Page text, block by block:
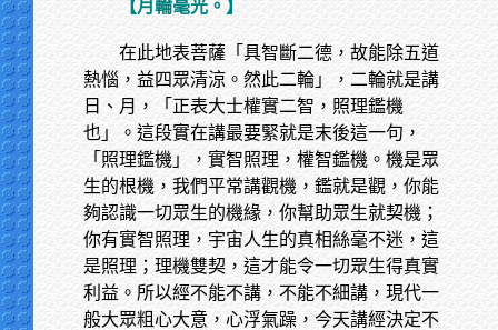
【月輪毫光。】
在此地表菩薩「具智斷二德，故能除五道
熱惱，益四眾清涼。然此二輪」，二輪就是講
日、月，「正表大士權實二智，照理鑑機
也」。這段實在講最要緊就是末後這一句，
「照理鑑機」，實智照理，權智鑑機。機是眾
生的根機，我們平常講觀機，鑑就是觀，你能
夠認識一切眾生的機緣，你幫助眾生就契機；
你有實智照理，宇宙人生的真相絲毫不迷，這
是照理；理機雙契，這才能令一切眾生得真實
利益。所以經不能不講，不能不細講，現代一
般大眾粗心大意，心浮氣躁，今天講經決定不